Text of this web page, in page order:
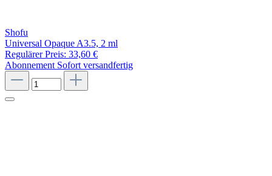
Shofu
Universal Opaque A3.5, 2 ml
Regulärer Preis: 33,60 €
Abonnement Sofort versandfertig